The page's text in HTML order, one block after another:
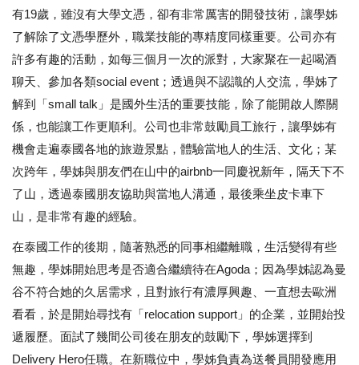
有19歲，雖沒有大學文憑，卻有非常厲害的開發技術，讓學姊
了解除了文憑學歷外，職業技能的專精度同樣重要。公司亦有
許多有趣的活動，如每三個月一次的派對，大家聚在一起喝酒
聊天、參加各類social event；透過與不認識的人交流，學姊了
解到「small talk」是國外生活的重要技能，除了能開啟人際關
係，也能讓工作更順利。公司也非常鼓勵員工旅行，讓學姊有
機會走遍泰國各地的旅遊景點，體驗當地人的生活、文化；某
次跨年，學姊與朋友們在山中的airbnb一同慶祝新年，隔天下不
了山，透過泰國朋友協助與當地人溝通，最後乘坐皮卡車下
山，是非常有趣的經驗。
在泰國工作的後期，隨著熟悉的同事相繼離職，生活變得有些
無趣，學姊開始思考是否適合繼續待在Agoda；因為學姊認為曼
谷不符合她的久居需求，且對旅行有濃厚興趣、一直想去歐洲
看看，於是開始尋找有「relocation support」的企業，並開始投
遞履歷。面試了幾間公司後在朋友的鼓勵下，學姊選擇到
Delivery Hero任職。在新職位中，學姊負責為送餐員開發應用